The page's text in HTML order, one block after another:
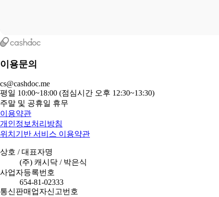
이용문의
cs@cashdoc.me
평일 10:00~18:00 (점심시간 오후 12:30~13:30)
주말 및 공휴일 휴무
이용약관
개인정보처리방침
위치기반 서비스 이용약관
상호 / 대표자명
(주) 캐시닥 / 박은식
사업자등록번호
654-81-02333
통신판매업자신고번호